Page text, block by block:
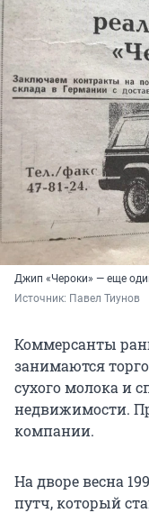
Джип «Чероки» — еще
Источник: Павел Тиунов
Коммерсанты
занимаются
сухого молока и
недвижимости.
компании.
На дворе весна
путч, который